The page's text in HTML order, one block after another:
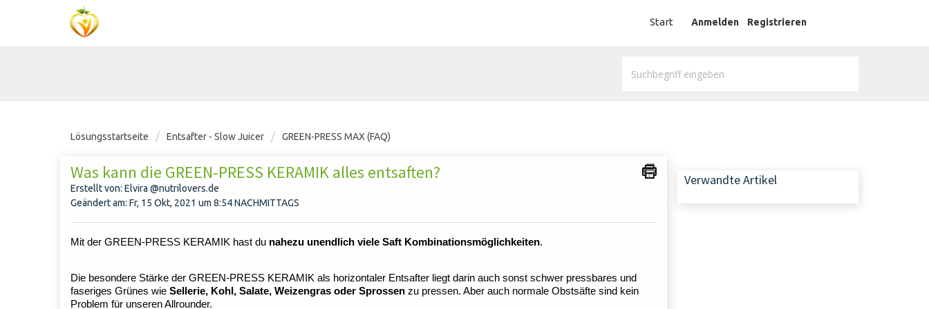
Start Anmelden Registrieren
Lösungsstartseite Entsafter - Slow Juicer GREEN-PRESS MAX (FAQ)
Was kann die GREEN-PRESS KERAMIK alles entsaften?
Erstellt von: Elvira @nutrilovers.de
Geändert am: Fr, 15 Okt, 2021 um 8:54 NACHMITTAGS
Mit der GREEN-PRESS KERAMIK hast du nahezu unendlich viele Saft Kombinationsmöglichkeiten.
Die besondere Stärke der GREEN-PRESS KERAMIK als horizontaler Entsafter liegt darin auch sonst schwer pressbares und
faseriges Grünes wie Sellerie, Kohl, Salate, Weizengras oder Sprossen zu pressen. Aber auch normale Obstsäfte sind kein
Problem für unseren Allrounder.
Verwandte Artikel